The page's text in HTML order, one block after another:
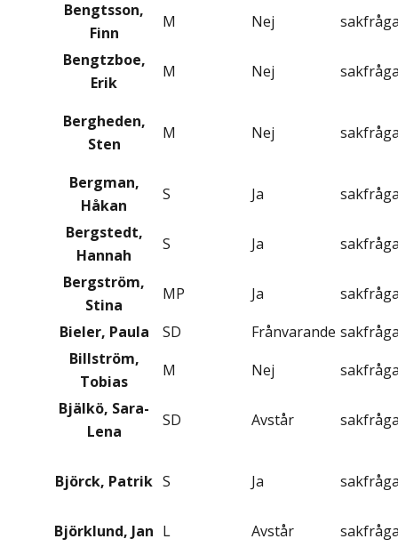
Bengtsson,
Finn
M Nej
Bengtzboe,
Erik
M Nej
Bergheden,
Sten
M Nej
Bergman,
Håkan
S Ja
Bergstedt,
Hannah
S Ja
Bergström,
Stina
MP Ja
Bieler, Paula
SD Frånvarande
Billström,
Tobias
M Nej
Bjälkö, Sara-
Lena
SD Avstår
Björck, Patrik S Ja
Björklund, Jan L Avstår